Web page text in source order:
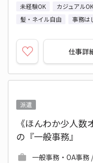
未経験OK カジュアルOK
髪・ネイル自由
事務は
仕事詳
派遣
《ほんわか少人
の『一般事務』
一般事務・OA事務